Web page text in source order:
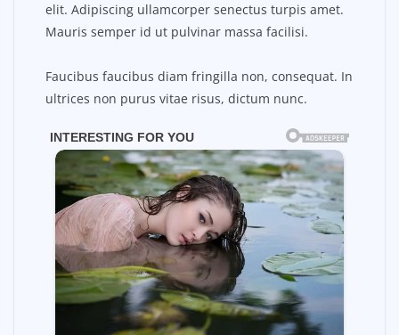
elit. Adipiscing ullamcorper senectus turpis amet.
Mauris semper id ut pulvinar massa facilisi.
Faucibus faucibus diam fringilla non, consequat. In
ultrices non purus vitae risus, dictum nunc.